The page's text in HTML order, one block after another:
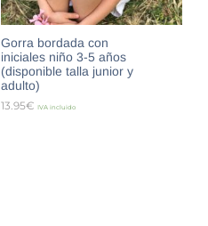
Gorra bordada con
iniciales niño 3-5 años
(disponible talla junior y
adulto)
13.95€ IVA incluido